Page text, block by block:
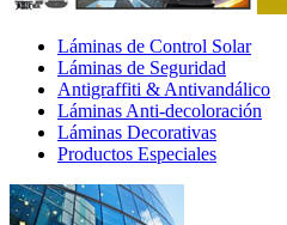
Láminas de Control Solar
Láminas de Seguridad
Antigraffiti & Antivandálico
Láminas Anti-decoloración
Láminas Decorativas
Productos Especiales